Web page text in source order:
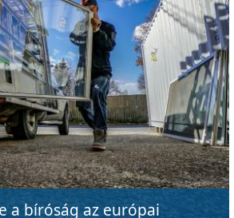
a bíróság az európai